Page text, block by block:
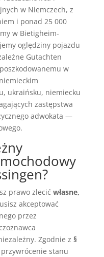
w Niemczech, z
i ponad 25 000
w Bietigheim-
oględziny pojazdu
Gutachten
w
ukraińsku, niemiecku
zastępstwa
adwokata —
prawo zlecić własne,
akceptować
przez
Zgodnie z §
stanu